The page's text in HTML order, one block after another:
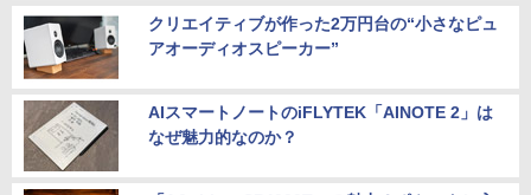
クリエイティブが作った2万円台の“小さなピュ
アオーディオスピーカー”
AIスマートノートのiFLYTEK「AINOTE 2」は
なぜ魅力的なのか？